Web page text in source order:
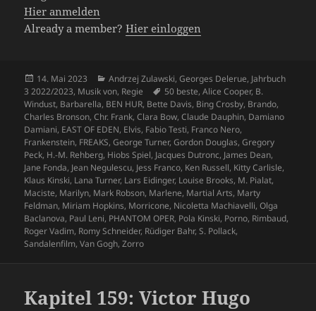
Hier anmelden
Already a member?Hier einloggen
Veröffentlicht
am
14. Mai 2023 Kategorien
Andrzej Zulawski,Georges Delerue, Jahrbuch
3 2022/2023, Musik von, Regie Schlagwörter
50 beste,Alice Cooper, B.
Windust, Barbarella, BEN HUR, Bette Davis, Bing Crosby, Brando,
Charles Bronson,Chr. Frank,Clara Bow,Claude Dauphin, Damiano
Damiani, EAST OF EDEN, Elvis, Fabio Testi, Franco Nero,
Frankenstein, FREAKS,George Turner,Gordon Douglas,Gregory
Peck, H.-M. Rehberg, Hiobs Spiel, Jacques Dutronc, James Dean,
Jane Fonda, Jean Negulescu, Jess Franco, Ken Russell, Kitty Carlisle,
Klaus Kinski, Lana Turner, Lars Eidinger, Louise Brooks, M. Pialat,
Maciste, Marilyn, Mark Robson, Marlene, Martial Arts, Marty
Feldman, Miriam Hopkins, Morricone, Nicoletta Machiavelli,Olga
Baclanova, Paul Leni, PHANTOM OPER, Pola Kinski, Porno, Rimbaud,
Roger Vadim, Romy Schneider, Rüdiger Bahr,S. Pollack,
Sandalenfilm,Van Gogh,Zorro
Kapitel 159: Victor Hugo